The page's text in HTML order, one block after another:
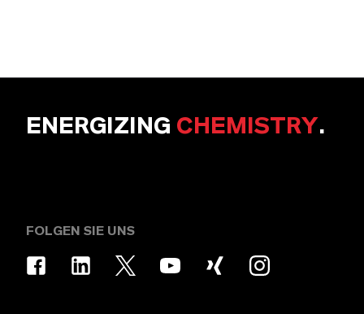
ENERGIZING CHEMISTRY.
FOLGEN SIE UNS